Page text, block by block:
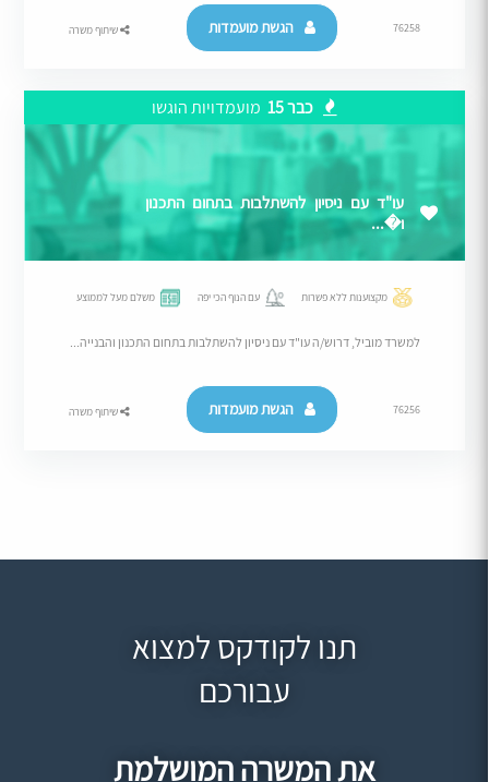
76258 הגשת מועמדות שיתוף משרה
כבר 15 מועמדויות הוגשו
עו"ד עם ניסיון להשתלבות בתחום התכנון
ו�...
מקצוענות ללא פשרות עם הנוף הכי יפה משלם מעל לממוצע
למשרד מוביל, דרוש/ה עו"ד עם ניסיון להשתלבות בתחום התכנון והבנייה...
76256 הגשת מועמדות שיתוף משרה
תנו לקודקס למצוא
עבורכם
את המשרה המושלמת